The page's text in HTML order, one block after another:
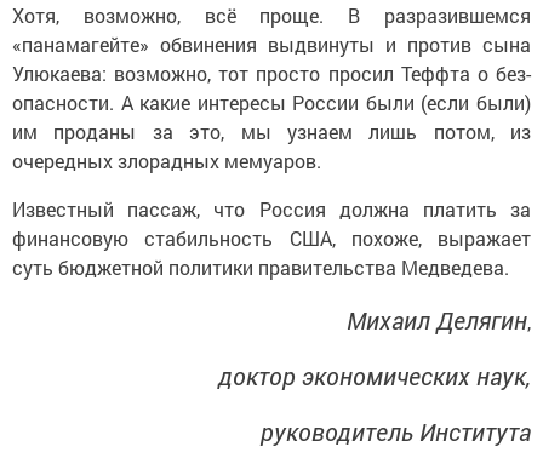
Хотя, возможно, всё проще. В разразившемся
«панамагейте» обвинения выдвинуты и против сына
Улюкаева: возможно, тот просто просил Теффта о без­
опасности. А какие интересы России были (если были)
им проданы за это, мы узнаем лишь потом, из
очередных злорадных мемуаров.
Известный пассаж, что Рос­сия должна платить за
финан­совую стабильность США, по­хоже, выражает
суть бюджетной политики правительства Мед­ведева.
Михаил Делягин,
доктор экономических наук,
руково­дитель Института